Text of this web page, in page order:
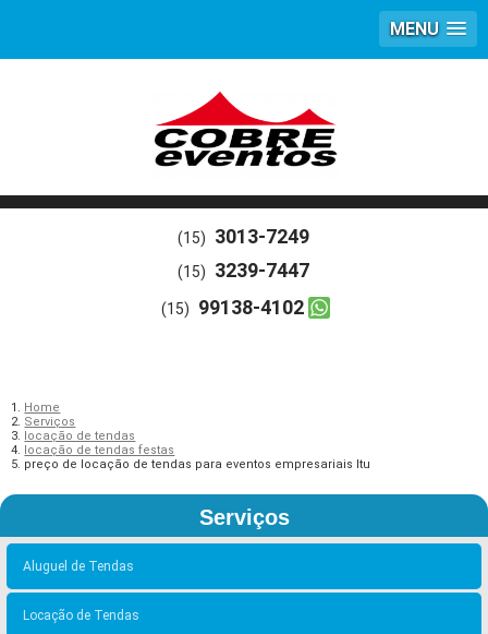
MENU
(15) 3013-7249
(15) 3239-7447
(15) 99138-4102
Home
Serviços
locação de tendas
locação de tendas festas
preço de locação de tendas para eventos empresariais Itu
Serviços
Aluguel de Tendas
Locação de Tendas